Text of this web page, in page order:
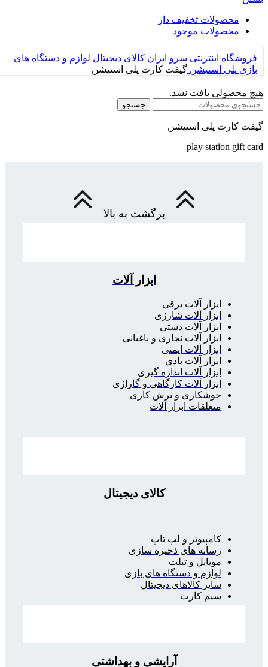
محصولات تخفیف دار
محصولات موجود
فروشگاه اینترنتی سرو ایران کالای دیجیتال لوازم و دستگاه های
بازی پلی استیشن گیفت کارت پلی استیشن
هیچ محصولی یافت نشد.
جستجو
گیفت کارت پلی استیشن
play station gift card
برگشت به بالا
ابزار آلات
ابزار آلات برقی
ابزار آلات شارژی
ابزار آلات دستی
ابزار آلات نجاری و باغبانی
ابزار آلات ایمنی
ابزار آلات بادی
ابزار آلات اندازه گیری
ابزار آلات کارگاهی و گاراژی
جوشکاری و برش کاری
متعلقات ابزار آلات
کالای دیجیتال
کامپیوتر و لپ تاپ
رسانه های ذخیره سازی
موبایل و تبلت
لوازم و دستگاه های بازی
سایر کالاهای دیجیتال
سیم کارت
آرایشی و بهداشتی